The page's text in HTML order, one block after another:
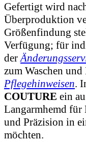
Gefertigt wird
Überproduktion
Größenfindung
Verfügung; für
der
zum Waschen
Pflegehinweisen.
COUTURE ein
Langarmhemd
und Präzision in
möchten.